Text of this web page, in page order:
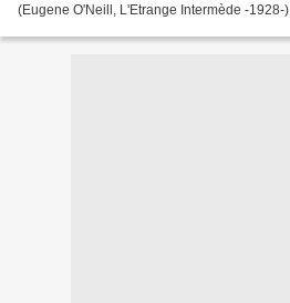
(Eugene O'Neill, L'Etrange Intermède -1928-)